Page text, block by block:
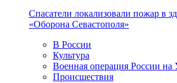
Спасатели локализовали пожар в
«Оборона Севастополя»
В России
Культура
Военная операция России на
Происшествия